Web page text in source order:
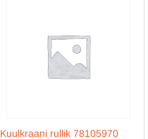
Kuulkraani rullik 78105970